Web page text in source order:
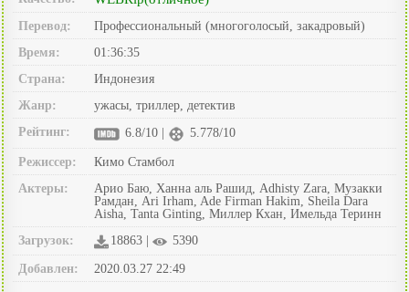
Перевод:
Профессиональный (многоголосый, закадровый)
Время:
01:36:35
Страна:
Индонезия
Жанр:
ужасы, триллер, детектив
Рейтинг:
6.8/10 | 5.778/10
Режиссер:
Кимо Стамбол
Актеры:
Арио Баю, Ханна аль Рашид, Adhisty Zara, Музакки
Рамдан, Ari Irham, Ade Firman Hakim, Sheila Dara
Aisha, Tanta Ginting, Миллер Кхан, Имельда Теринн
Загрузок:
18863 | 5390
Добавлен: 2020.03.27 22:49